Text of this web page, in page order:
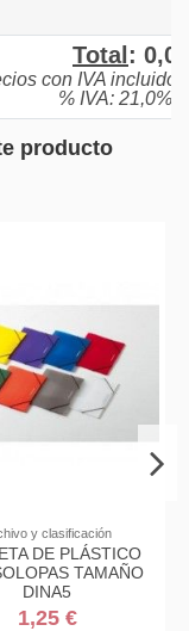
Total : 0,0
con IVA incluido
% IVA: 21,0%.
producto
y clasificación
DE PLÁSTICO
TAMAÑO
DINA5
1,25 €